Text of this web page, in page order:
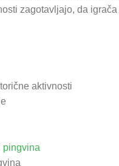
zagotavljajo, da igrača
aktivnosti
pingvina